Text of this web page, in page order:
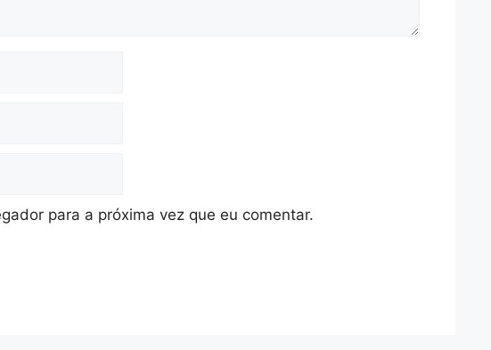
para a próxima vez que eu comentar.